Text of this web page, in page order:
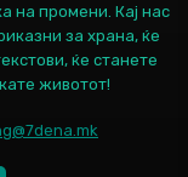
на промени. Кај нас
за храна, ќе
ќе станете
животот!